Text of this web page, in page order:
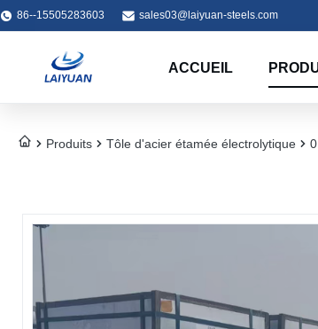
86--15505283603 sales03@laiyuan-steels.com
ACCUEIL
Produits Tôle d'acier étamée électrolytique